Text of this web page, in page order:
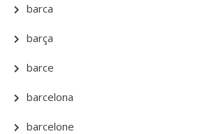
barca
barça
barce
barcelona
barcelone